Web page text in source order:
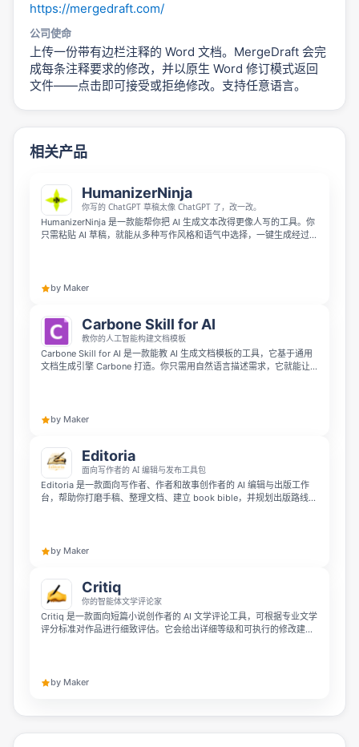
https://mergedraft.com/
公司使命
上传一份带有边栏注释的 Word 文档。MergeDraft 会完
成每条注释要求的修改，并以原生 Word 修订模式返回
文件——点击即可接受或拒绝修改。支持任意语言。
相关产品
HumanizerNinja
你写的 ChatGPT 草稿太像 ChatGPT 了，改一改。
HumanizerNinja 是一款能帮你把 AI 生成文本改得更像人写的工具。你
只需粘贴 AI 草稿，就能从多种写作风格和语气中选择，一键生成经过改
by Maker
Carbone Skill for AI
教你的人工智能构建文档模板
Carbone Skill for AI 是一款能教 AI 生成文档模板的工具，它基于通用
文档生成引擎 Carbone 打造。你只需用自然语言描述需求，它就能让
by Maker
Editoria
面向写作者的 AI 编辑与发布工具包
Editoria 是一款面向写作者、作者和故事创作者的 AI 编辑与出版工作
台，帮助你打磨手稿、整理文档、建立 book bible，并规划出版路线。
by Maker
Critiq
你的智能体文学评论家
Critiq 是一款面向短篇小说创作者的 AI 文学评论工具，可根据专业文学
评分标准对作品进行细致评估。它会给出详细等级和可执行的修改建
by Maker